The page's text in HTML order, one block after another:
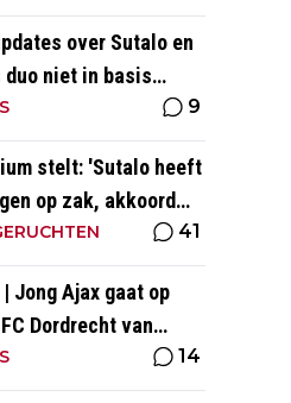
over Sutalo en
duo niet in basis
9
stelt: 'Sutalo heeft
op zak, akkoord
41
Jong Ajax gaat op
Dordrecht van
14